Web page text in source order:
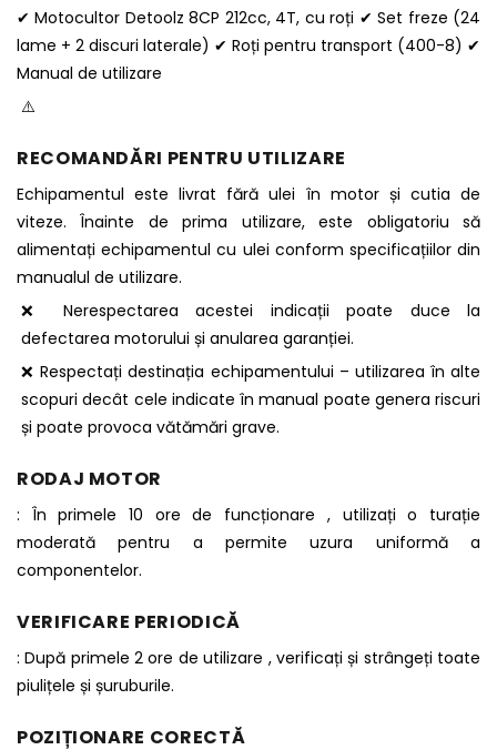
✔ Motocultor Detoolz 8CP 212cc, 4T, cu roți ✔ Set freze (24
lame + 2 discuri laterale) ✔ Roți pentru transport (400-8) ✔
Manual de utilizare
⚠️
RECOMANDĂRI PENTRU UTILIZARE
Echipamentul este livrat fără ulei în motor și cutia de
viteze. Înainte de prima utilizare, este obligatoriu să
alimentați echipamentul cu ulei conform specificațiilor din
manualul de utilizare.
❌ Nerespectarea acestei indicații poate duce la
defectarea motorului și anularea garanției.
❌ Respectați destinația echipamentului – utilizarea în alte
scopuri decât cele indicate în manual poate genera riscuri
și poate provoca vătămări grave.
RODAJ MOTOR
: În primele 10 ore de funcționare , utilizați o turație
moderată pentru a permite uzura uniformă a
componentelor.
VERIFICARE PERIODICĂ
: După primele 2 ore de utilizare , verificați și strângeți toate
piulițele și șuruburile.
POZIȚIONARE CORECTĂ